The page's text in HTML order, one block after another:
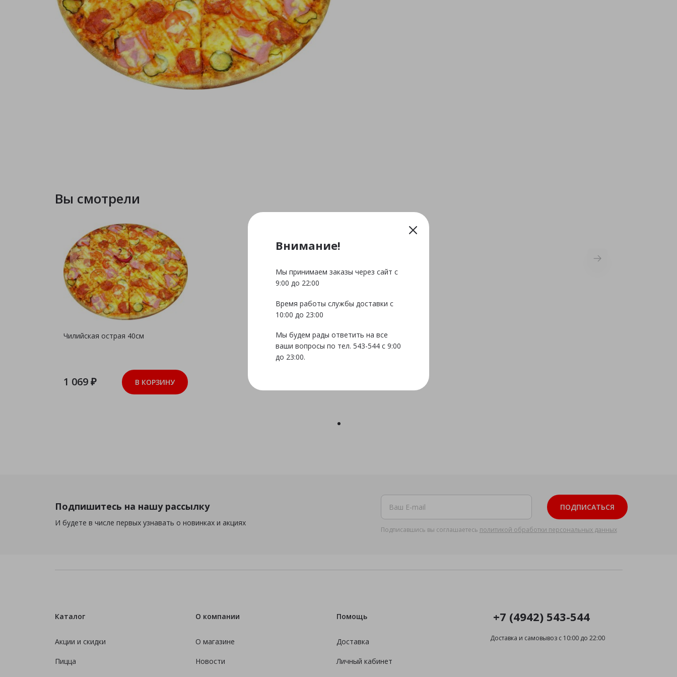
Тортилласы
Напитки
Вы смотрели
Чилийская острая 40см
1 069 ₽ В КОРЗИНУ
Подпишитесь на нашу рассылку
И будете в числе первых узнавать о новинках и акциях
ПОДПИСАТЬСЯ
Подписавшись вы соглашаетесь политикой обработки персональных данных
Каталог
Акции и скидки
Пицца
О компании
О магазине
Новости
Помощь
Доставка
Личный кабинет
+7 (4942) 543-544
Доставка и самовывоз с 10:00 до 22:00
Внимание!
Мы принимаем заказы через сайт с
9:00 до 22:00
Время работы службы доставки с
10:00 до 23:00
Мы будем рады ответить на все
ваши вопросы по тел. 543-544 с 9:00
до 23:00.